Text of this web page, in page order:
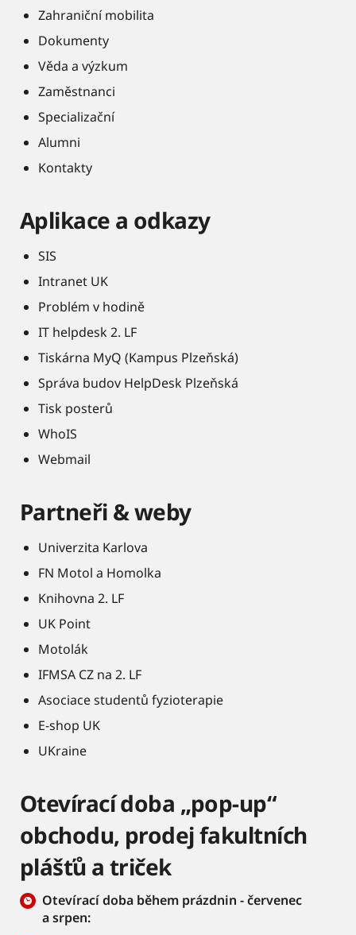
Zahraniční mobilita
Dokumenty
Věda a výzkum
Zaměstnanci
Specializační
Alumni
Kontakty
Aplikace a odkazy
SIS
Intranet UK
Problém v hodině
IT helpdesk 2. LF
Tiskárna MyQ (Kampus Plzeňská)
Správa budov HelpDesk Plzeňská
Tisk posterů
WhoIS
Webmail
Partneři & weby
Univerzita Karlova
FN Motol a Homolka
Knihovna 2. LF
UK Point
Motolák
IFMSA CZ na 2. LF
Asociace studentů fyzioterapie
E-shop UK
UKraine
Otevírací doba „pop-up“
obchodu, prodej fakultních
plášťů a triček
Otevírací doba během prázdnin - červenec
a srpen: